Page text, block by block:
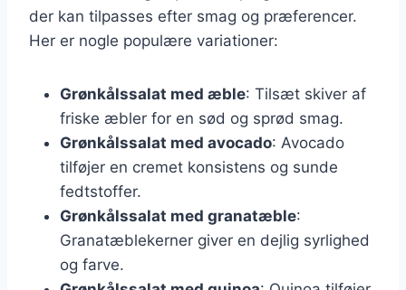
der kan tilpasses efter smag og præferencer.
Her er nogle populære variationer:
Grønkålssalat med æble: Tilsæt skiver af
friske æbler for en sød og sprød smag.
Grønkålssalat med avocado: Avocado
tilføjer en cremet konsistens og sunde
fedtstoffer.
Grønkålssalat med granatæble:
Granatæblekerner giver en dejlig syrlighed
og farve.